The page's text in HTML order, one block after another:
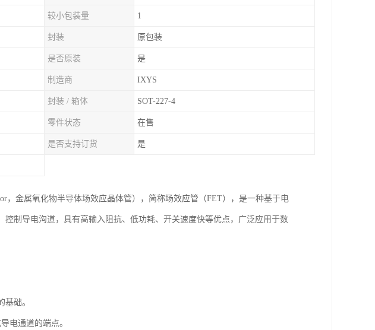
较小包装量 1
封装 原包装
是否原装 是
制造商 IXYS
封装 / 箱体 SOT-227-4
零件状态 在售
是否支持订货 是
，金属氧化物半导体场效应晶体管），简称场效应管（FET），是一种基于电
制导电沟道，具有高输入阻抗、低功耗、开关速度快等优点，广泛应用于数
基础。
电通道的端点。